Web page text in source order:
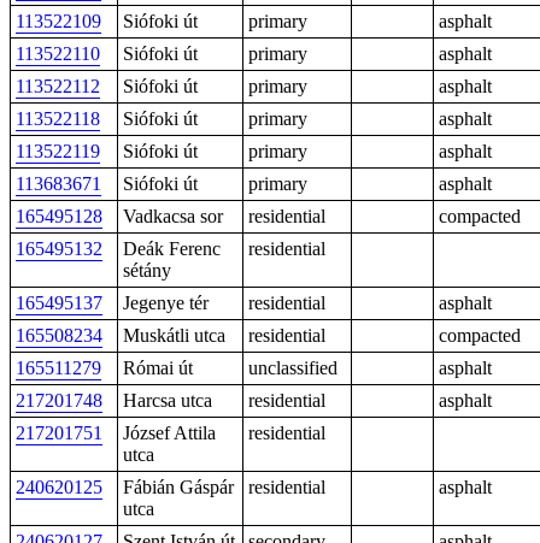
113522109
Siófoki út primary
asphalt
113522110
Siófoki út primary
asphalt
113522112
Siófoki út primary
asphalt
113522118
Siófoki út primary
asphalt
113522119
Siófoki út primary
asphalt
113683671
Siófoki út primary
asphalt
165495128
Vadkacsa sor residential
compacted
165495132
Deák Ferenc
sétány
residential
165495137 Jegenye tér residential
asphalt
165508234
Muskátli utca residential
compacted
165511279
Római út unclassified
asphalt
217201748
Harcsa utca residential
asphalt
217201751
József Attila
utca
residential
240620125
Fábián Gáspár
utca
residential asphalt